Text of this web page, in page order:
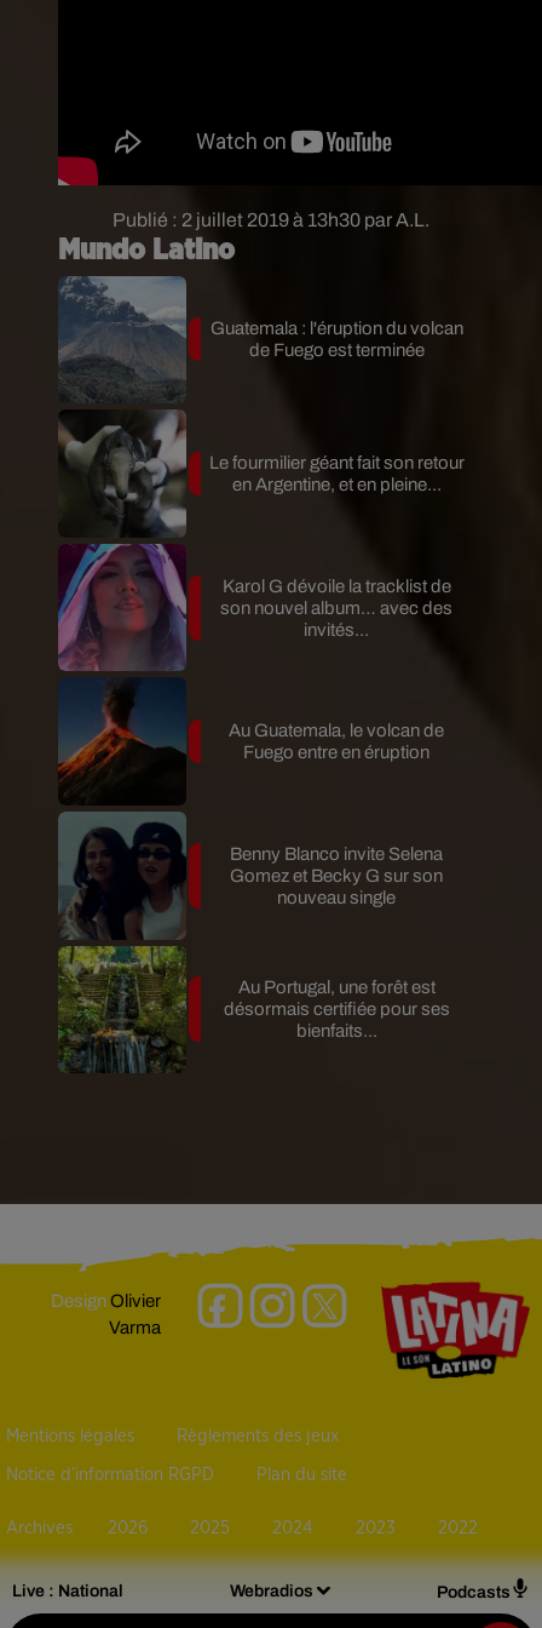
Live : National Webradios Podcasts
Publié : 2 juillet 2019 à 13h30 par A.L.
Mundo Latino
Guatemala : l'éruption du volcan
de Fuego est terminée
Le fourmilier géant fait son retour
en Argentine, et en pleine...
Karol G dévoile la tracklist de
son nouvel album… avec des
invités...
Au Guatemala, le volcan de
Fuego entre en éruption
Benny Blanco invite Selena
Gomez et Becky G sur son
nouveau single
Au Portugal, une forêt est
désormais certifiée pour ses
bienfaits...
DesignOlivier
Varma
Mentions légales Règlements des jeux
Notice d’information RGPD Plan du site
Archives 2026 2025 2024 2023 2022